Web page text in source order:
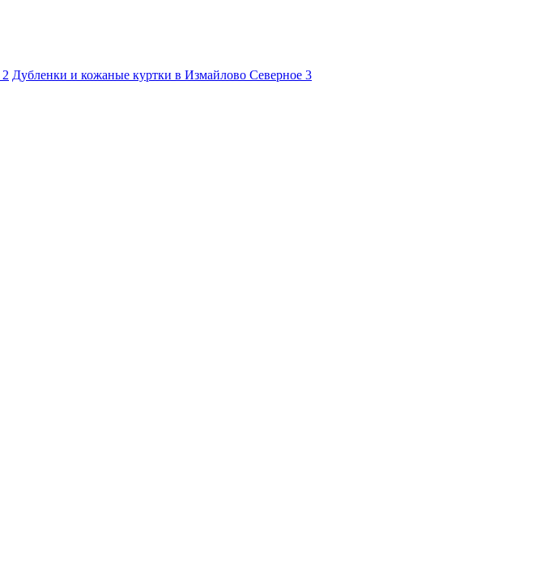
2 Дубленки и кожаные куртки в Измайлово Северное 3